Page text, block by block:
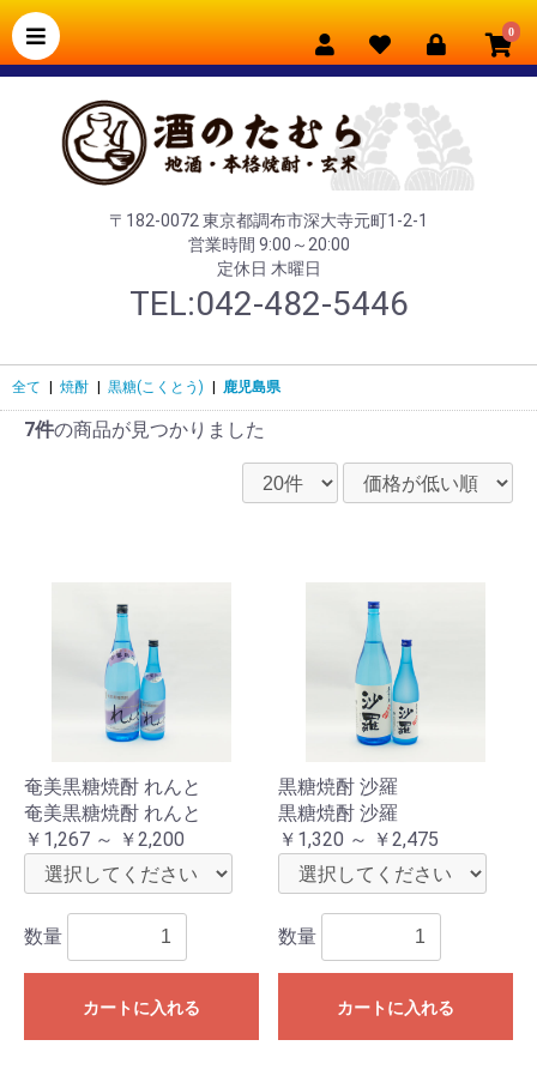
0
〒182-0072 東京都調布市深大寺元町1-2-1
営業時間 9:00～20:00
定休日 木曜日
TEL:042-482-5446
全て 焼酎 黒糖(こくとう) 鹿児島県
7件の商品が見つかりました
奄美黒糖焼酎 れんと
奄美黒糖焼酎 れんと
￥1,267 ～ ￥2,200
数量
カートに入れる
黒糖焼酎 沙羅
黒糖焼酎 沙羅
￥1,320 ～ ￥2,475
数量
カートに入れる